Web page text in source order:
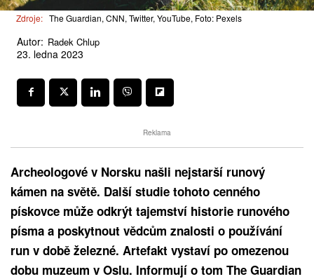
Zdroje: The Guardian, CNN, Twitter, YouTube, Foto: Pexels
Autor: Radek Chlup
23. ledna 2023
Reklama
Archeologové v Norsku našli nejstarší runový
kámen na světě. Další studie tohoto cenného
pískovce může odkrýt tajemství historie runového
písma a poskytnout vědcům znalosti o používání
run v době železné. Artefakt vystaví po omezenou
dobu muzeum v Oslu. Informují o tom The Guardian